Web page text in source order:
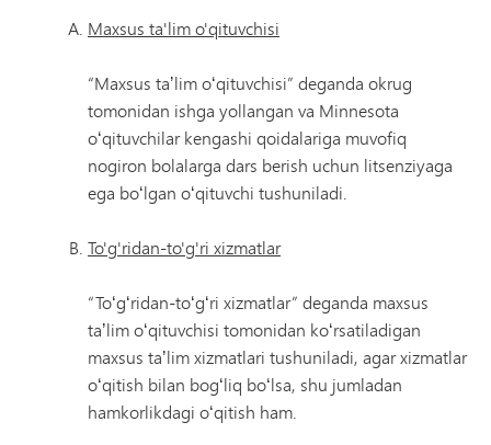
Maxsus ta'lim o'qituvchisi
“Maxsus taʼlim oʻqituvchisi” deganda okrug
tomonidan ishga yollangan va Minnesota
oʻqituvchilar kengashi qoidalariga muvofiq
nogiron bolalarga dars berish uchun litsenziyaga
ega boʻlgan oʻqituvchi tushuniladi.
To'g'ridan-to'g'ri xizmatlar
“Toʻgʻridan-toʻgʻri xizmatlar” deganda maxsus
taʼlim oʻqituvchisi tomonidan koʻrsatiladigan
maxsus taʼlim xizmatlari tushuniladi, agar xizmatlar
oʻqitish bilan bogʻliq boʻlsa, shu jumladan
hamkorlikdagi oʻqitish ham.